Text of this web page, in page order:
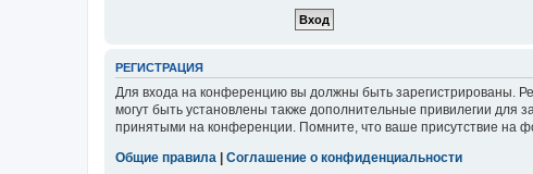
РЕГИСТРАЦИЯ
Для входа на конференцию вы должны быть зарегистрированы.
могут быть установлены также дополнительные привилегии для
принятыми на конференции. Помните, что ваше присутствие на
Общие правила
Соглашение о конфиденциальности